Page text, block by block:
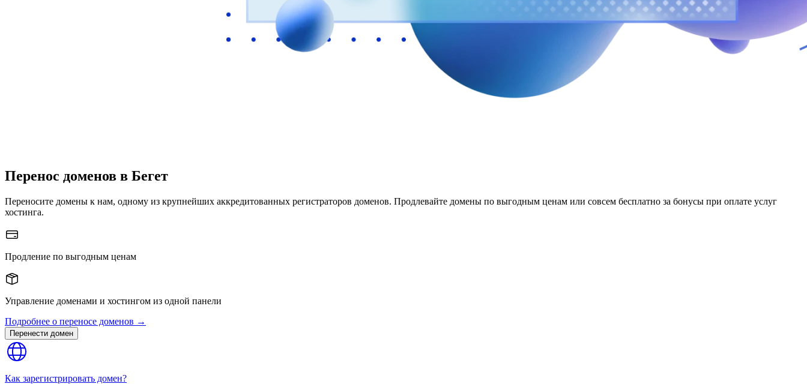
Перенос доменов в Бегет
Переносите домены к нам, одному из крупнейших аккредитованных регистраторов доменов. Продлевайте домены по выгодным ценам или совсем бесплатно за бонусы при оплате услуг
хостинга.
Продление по выгодным ценам
Управление доменами и хостингом из одной панели
Подробнее о переносе доменов →
Перенести домен
Как зарегистрировать домен?